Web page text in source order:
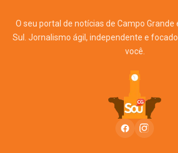
O seu portal de notícias de Campo Grande
Sul. Jornalismo ágil, independente e
você.